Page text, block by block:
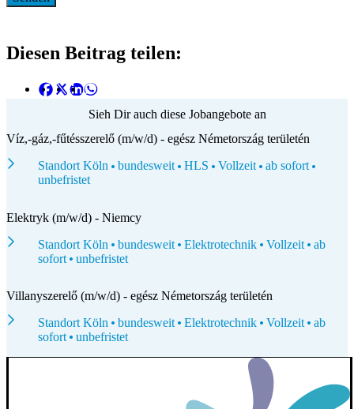
Diesen Beitrag teilen:
Sieh Dir auch diese Jobangebote an
Víz,-gáz,-fűtésszerelő (m/w/d) - egész Németország területén
Standort Köln
bundesweit HLS Vollzeit
ab sofort
unbefristet
Elektryk (m/w/d) - Niemcy
Standort Köln
bundesweit Elektrotechnik Vollzeit
ab
sofort
unbefristet
Villanyszerelő (m/w/d) - egész Németország területén
Standort Köln
bundesweit Elektrotechnik Vollzeit
ab
sofort
unbefristet